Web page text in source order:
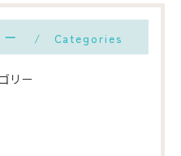
Categories
リー